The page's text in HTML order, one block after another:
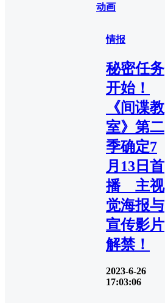
动画
情报
秘密任务
开始！
《间谍教
室》第二
季确定7
月13日首
播 主视
觉海报与
宣传影片
解禁！
2023-6-26
17:03:06